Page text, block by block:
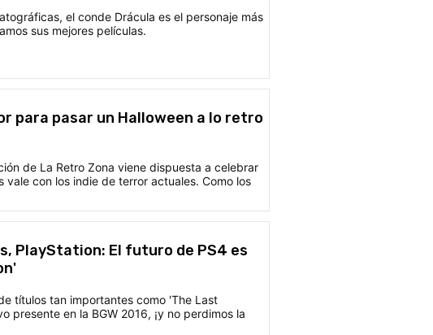
el conde Drácula es el personaje más
sus mejores películas.
para pasar un Halloween a lo retro
de La Retro Zona viene dispuesta a celebrar
vale con los indie de terror actuales. Como los
PlayStation: El futuro de PS4 es
títulos tan importantes como 'The Last
presente en la BGW 2016, ¡y no perdimos la